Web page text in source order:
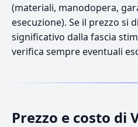
(materiali, manodopera,
esecuzione). Se il prezzo si
significativo dalla fascia
verifica sempre eventuali
Prezzo e costo di